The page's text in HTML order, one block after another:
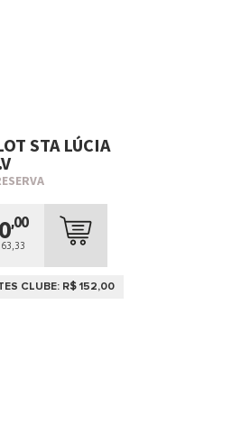
STA LÚCIA
,00
CLUBE: R$ 152,00